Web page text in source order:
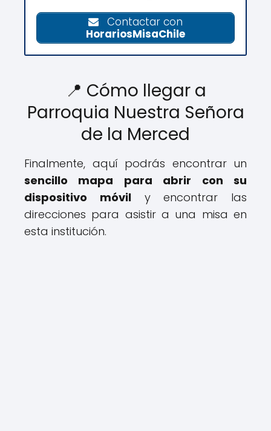
Contactar con
HorariosMisaChile
📍 Cómo llegar a
Parroquia Nuestra Señora
de la Merced
Finalmente, aquí podrás encontrar un
sencillo mapa para abrir con su
dispositivo móvily encontrar las
direcciones para asistir a una misa en
esta institución.